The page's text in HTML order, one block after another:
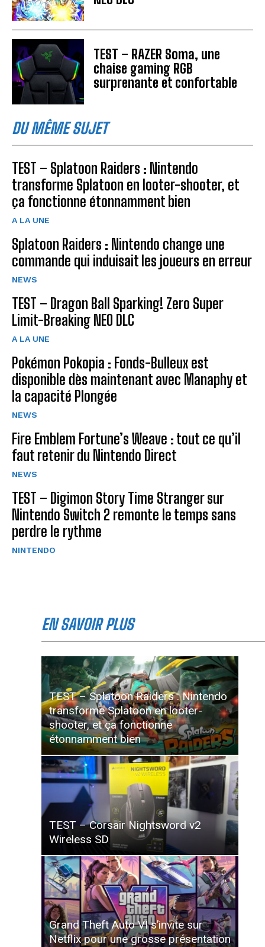
TEST – RAZER Soma, une
chaise gaming RGB
surprenante et confortable
DU MÊME SUJET
TEST – Splatoon Raiders : Nintendo
transforme Splatoon en looter-shooter, et
ça fonctionne étonnamment bien
A LA UNE
Splatoon Raiders : Nintendo change une
commande qui induisait les joueurs en erreur
NEWS
TEST – Dragon Ball Sparking! Zero Super
Limit-Breaking NEO DLC
A LA UNE
Pokémon Pokopia : Fonds-Bulleux est
disponible dès maintenant avec Manaphy et
la capacité Plongée
NEWS
Fire Emblem Fortune’s Weave : tout ce qu’il
faut retenir du Nintendo Direct
NEWS
TEST – Digimon Story Time Stranger sur
Nintendo Switch 2 remonte le temps sans
perdre le rythme
NINTENDO
EN SAVOIR PLUS
TEST – Splatoon Raiders : Nintendo
transforme Splatoon en looter-
shooter, et ça fonctionne
étonnamment bien
TEST – Corsair Nightsword v2
Wireless SD
Grand Theft Auto VI s’invite sur
Netflix pour une grosse présentation